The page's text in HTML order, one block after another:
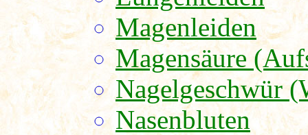
Magenleiden
Magensäure
Nagelgeschwür
Nasenbluten